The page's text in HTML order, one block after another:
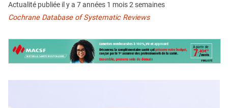
CONTACT
Actualité publiée il y a 7 années 1 mois 2 semaines
Cochrane Database of Systematic Reviews